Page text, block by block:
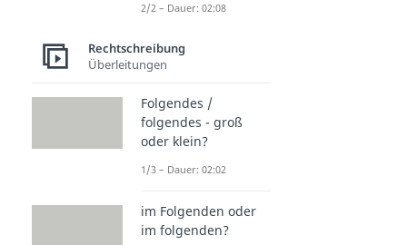
2/2 – Dauer: 02:08
Rechtschreibung
Überleitungen
Folgendes /
folgendes - groß
oder klein?
1/3 – Dauer: 02:02
im Folgenden oder
im folgenden?